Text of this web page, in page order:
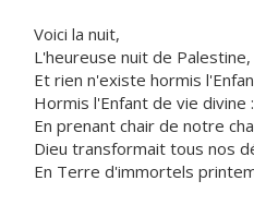
Voici la nuit,
L'heureuse nuit de Palestine,
Et rien n'existe hormis
Hormis l'Enfant de vie divine :
En prenant chair de notre
Dieu transformait tous nos
En Terre d'immortels